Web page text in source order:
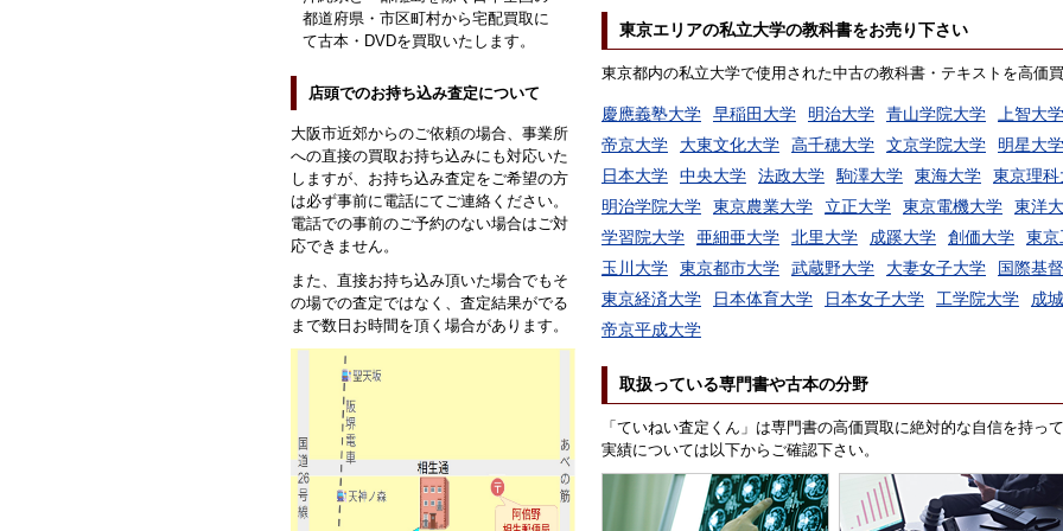
東京エリアの私立大学の教科書をお売り下さい
東京都内の私立大学で使用された中古の教科書・テキストを高価
慶應義塾大学 早稲田大学 明治大学 青山学院大学
上智大学
帝京大学
大東文化大学 高千穂大学 文京学院大学
明星大学
日本大学
中央大学 法政大学 駒澤大学 東海大学
東京理科
明治学院大学
東京農業大学 立正大学 東京電機大学
東洋
学習院大学
亜細亜大学 北里大学 成蹊大学 創価大学
東京
玉川大学
東京都市大学 武蔵野大学 大妻女子大学
国際基
東京経済大学
日本体育大学 日本女子大学 工学院大学
成
帝京平成大学
取扱っている専門書や古本の分野
「ていねい査定くん」は専門書の高価買取に絶対的な自信を持っ
実績については以下からご確認下さい。
都道府県・市区町村から宅配買取に
て古本・DVDを買取いたします。
店頭でのお持ち込み査定について
大阪市近郊からのご依頼の場合、事業所
への直接の買取お持ち込みにも対応いた
しますが、お持ち込み査定をご希望の方
は必ず事前に電話にてご連絡ください。
電話での事前のご予約のない場合はご対
応できません。
また、直接お持ち込み頂いた場合でもそ
の場での査定ではなく、査定結果がでる
まで数日お時間を頂く場合があります。